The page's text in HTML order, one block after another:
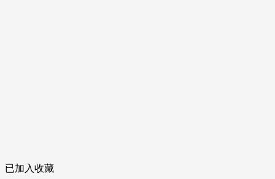
已加入收藏